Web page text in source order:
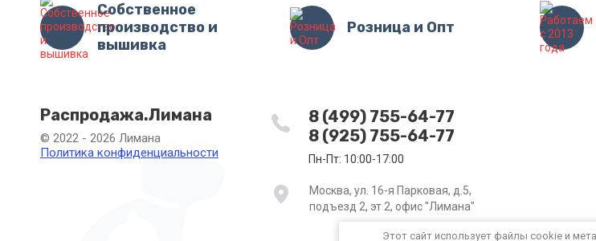
Этот сайт использует файлы cookie и
Собственное
производство и
вышивка
Розница и Опт
Распродажа.Лимана
© 2022 - 2026 Лимана
Политика конфиденциальности
8 (499) 755-64-77
8 (925) 755-64-77
Пн-Пт: 10:00-17:00
Москва, ул. 16-я Парковая, д.5,
подъезд 2, эт 2, офис "Лимана"